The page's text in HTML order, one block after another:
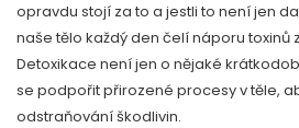
opravdu stojí za to a jestli to není jen
naše tělo každý den čelí náporu toxinů
Detoxikace není jen o nějaké
se podpořit přirozené procesy v těle,
odstraňování škodlivin.